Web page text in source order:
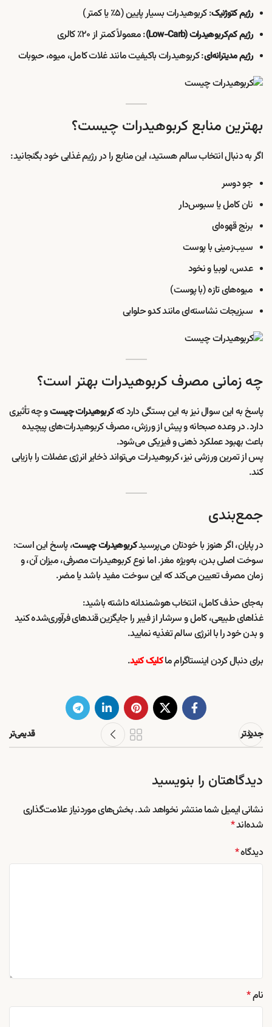
رژیم کتوژنیک: کربوهیدرات بسیار پایین (۵٪ یا کمتر)
رژیم کم‌کربوهیدرات (Low-Carb) : معمولاً کمتر از ۲۰٪ کالری
رژیم مدیترانه‌ای: کربوهیدرات باکیفیت مانند غلات کامل، میوه، حبوبات
بهترین منابع کربوهیدرات چیست؟
اگر به دنبال انتخاب سالم هستید، این منابع را در رژیم غذایی خود بگنجانید:
جو دوسر
نان کامل یا سبوس‌دار
برنج قهوه‌ای
سیب‌زمینی با پوست
عدس، لوبیا و نخود
میوه‌های تازه (با پوست)
سبزیجات نشاسته‌ای مانند کدو حلوایی
چه زمانی مصرف کربوهیدرات بهتر است؟
پاسخ به این سوال نیز به این بستگی دارد کهکربوهیدرات چیستو چه تأثیری
دارد. در وعده صبحانه و پیش از ورزش، مصرف کربوهیدرات‌های پیچیده
باعث بهبود عملکرد ذهنی و فیزیکی می‌شود.
پس از تمرین ورزشی نیز، کربوهیدرات می‌تواند ذخایر انرژی عضلات را بازیابی
کند.
جمع‌بندی
در پایان، اگر هنوز با خودتان می‌پرسیدکربوهیدرات چیست، پاسخ این است:
سوخت اصلی بدن، به‌ویژه مغز. اما نوع کربوهیدرات مصرفی، میزان آن، و
زمان مصرف تعیین می‌کند که این سوخت مفید باشد یا مضر.
به‌جای حذف کامل، انتخاب هوشمندانه داشته باشید:
غذاهای طبیعی، کامل و سرشار از فیبر را جایگزین قندهای فرآوری‌شده کنید
و بدن خود را با انرژی سالم تغذیه نمایید.
برای دنبال کردن اینستاگرام ماکلیک کنید.
جدیدتر قدیمی‌تر
دیدگاهتان را بنویسید
نشانی ایمیل شما منتشر نخواهد شد.بخش‌های موردنیاز علامت‌گذاری
شده‌اند*
دیدگاه*
نام*